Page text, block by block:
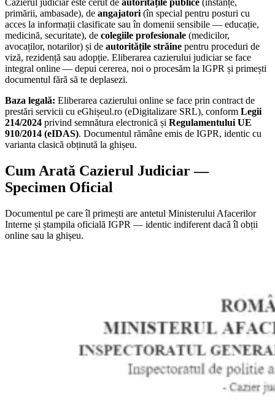
Cazierul judiciar este cerut de autoritățile publice (instanțe,
primării, ambasade), de angajatori (în special pentru posturi cu
acces la informații clasificate sau în domenii sensibile — educație,
medicină, securitate), de colegiile profesionale (medicilor,
avocaților, notarilor) și de autoritățile străine pentru proceduri de
viză, rezidență sau adopție. Eliberarea cazierului judiciar se face
integral online — depui cererea, noi o procesăm la IGPR și primești
documentul fără să te deplasezi.
Baza legală: Eliberarea cazierului online se face prin contract de
prestări servicii cu eGhișeul.ro (eDigitalizare SRL), conform Legii
214/2024 privind semnătura electronică și Regulamentului UE
910/2014 (eIDAS). Documentul rămâne emis de IGPR, identic cu
varianta clasică obținută la ghișeu.
Cum Arată Cazierul Judiciar —
Specimen Oficial
Documentul pe care îl primești are antetul Ministerului Afacerilor
Interne și ștampila oficială IGPR — identic indiferent dacă îl obții
online sau la ghișeu.